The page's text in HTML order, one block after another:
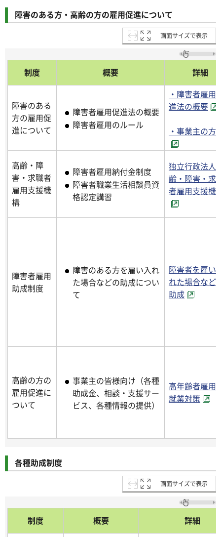
障害のある方・高齢の方の雇用促進について
画面サイズで表示
制度 概要 詳細
障害のある
方の雇用促
進について
障害者雇用促進法の概要
障害者雇用のルール
・障害者雇用
進法の概要
・事業主の方
高齢・障
害・求職者
雇用支援機
構
障害者雇用納付金制度
障害者職業生活相談員資
格認定講習
独立行政法人
齢・障害・求
者雇用支援機
障害者雇用
助成制度
障害のある方を雇い入れ
た場合などの助成につい
て
障害者を雇い
れた場合など
助成
高齢の方の
雇用促進に
ついて
事業主の皆様向け（各種
助成金、相談・支援サー
ビス、各種情報の提供）
高年齢者雇用
就業対策
各種助成制度
画面サイズで表示
制度 概要 詳細